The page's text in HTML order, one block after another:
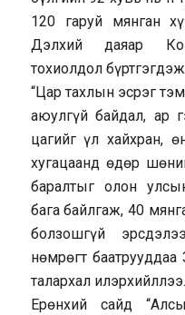
120 гаруй мянган
Дэлхий даяар
тохиолдол
“Цар тахлын эсрэг
аюулгүй байдал, ар
цагийг үл хайхран,
хугацаанд өдөр
баралтыг олон
бага байлгаж, 40
болзошгүй
нөмрөгт баатрууддаа
талархал илэрхийллээ.
Ерөнхий сайд